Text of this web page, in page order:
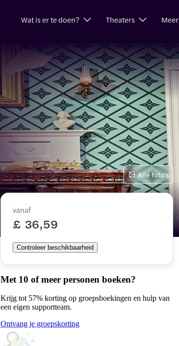
Wat is er te doen? Theaters Meer
Alle foto's
vanaf
£ 36,59
Controleer beschikbaarheid
Met 10 of meer personen boeken?
Krijg tot 57% korting op groepsboekingen en hulp van
een eigen supportteam.
Ontvang je groepskorting